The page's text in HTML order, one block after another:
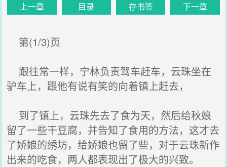
上一章 目录 存书签 下一章
第(1/3)页
跟往常一样，宁林负责驾车赶车，云珠坐在
驴车上，跟他有说有笑的向着镇上赶去，
到了镇上，云珠先去了食为天，然后给秋娘
留了一些干豆腐，并告知了食用的方法，这才去
了娇娘的绣坊，给娇娘也留了些，对于云珠新作
出来的吃食，两人都表现出了极大的兴致。